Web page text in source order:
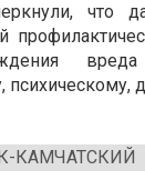
что
КАМЧАТСКИЙ